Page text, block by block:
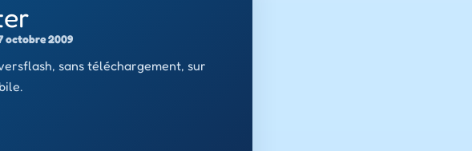
octobre 2009
sans téléchargement, sur